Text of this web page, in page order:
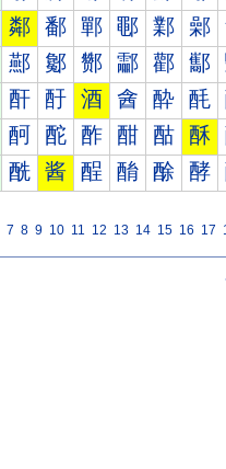
鄰 鄱 鄲 鄳 鄴 鄵
酀 酁 酂 酃 酄 酅
酐 酑 酒 酓 酔 酕
酠 酡 酢 酣 酤 酥
酰 酱 酲 酳 酴 酵
7 8 9 10 11 12 13 14 15 16 17